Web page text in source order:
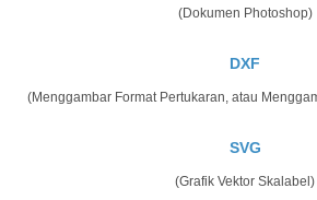
(Dokumen Photoshop)
DXF
(Menggambar Format Pertukaran, atau
SVG
(Grafik Vektor Skalabel)